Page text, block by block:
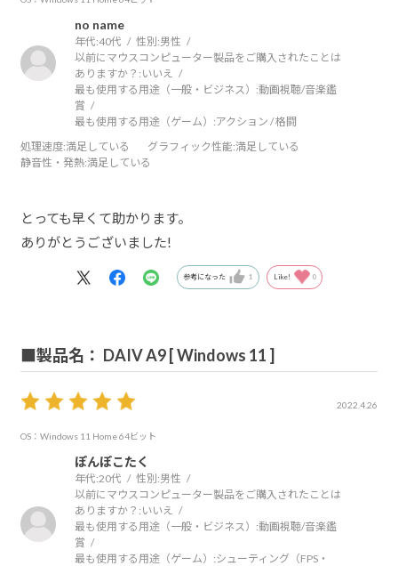
no name
年代:40代 性別:男性
以前にマウスコンピューター製品をご購入されたことは
ありますか？: いいえ
最も使用する用途（一般・ビジネス）:動画視聴/音楽鑑
賞
最も使用する用途（ゲーム）:アクション / 格闘
処理速度:満足している グラフィック性能:満足している
静音性・発熱:満足している
とっても早くて助かります。
ありがとうございました!
参考になった 1 Like! 0
■製品名： DAIV A9 [ Windows 11 ]
2022.4.26
OS：Windows 11 Home 64ビット
ぽんぽこたく
年代:20代 性別:男性
以前にマウスコンピューター製品をご購入されたことは
ありますか？: いいえ
最も使用する用途（一般・ビジネス）:動画視聴/音楽鑑
賞
最も使用する用途（ゲーム）:シューティング（FPS・